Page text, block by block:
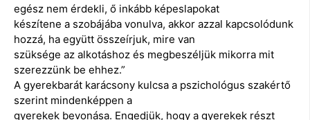
egész nem érdekli, ő inkább képeslapokat
készítene a szobájába vonulva, akkor azzal kapcsolódunk
hozzá, ha együtt összeírjuk, mire van
szüksége az alkotáshoz és megbeszéljük mikorra mit
szerezzünk be ehhez.”
A gyerekbarát karácsony kulcsa a pszichológus szakértő
szerint mindenképpen a
gyerekek bevonása. Engedjük, hogy a gyerekek részt